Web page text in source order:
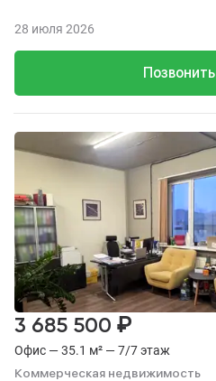
Позвонить
28 июля 2026
Офис — 35.1 м² — 7/7 этаж
Коммерческая недвижимость
3 685 500 ₽